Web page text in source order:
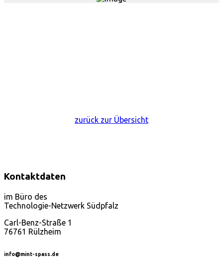
zurück zur Übersicht
Kontaktdaten
im Büro des
Technologie-Netzwerk Südpfalz
Carl-Benz-Straße 1
76761 Rülzheim
info@mint-spass.de